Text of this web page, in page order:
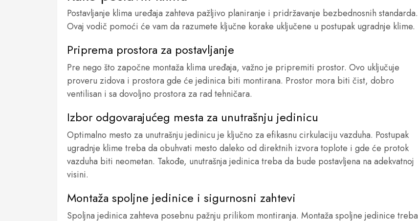
Postavljanje klima uređaja zahteva pažljivo planiranje i pridržavanje bezbednosnih standarda.
Ovaj vodič pomoći će vam da razumete ključne korake uključene u postupak ugradnje klime.
Priprema prostora za postavljanje
Pre nego što započne montaža klima uređaja, važno je pripremiti prostor. Ovo uključuje
proveru zidova i prostora gde će jedinica biti montirana. Prostor mora biti čist, dobro
ventilisan i sa dovoljno prostora za rad tehničara.
Izbor odgovarajućeg mesta za unutrašnju jedinicu
Optimalno mesto za unutrašnju jedinicu je ključno za efikasnu cirkulaciju vazduha. Postupak
ugradnje klime treba da obuhvati mesto daleko od direktnih izvora toplote i gde će protok
vazduha biti neometan. Takođe, unutrašnja jedinica treba da bude postavljena na adekvatnoj
visini.
Montaža spoljne jedinice i sigurnosni zahtevi
Spoljna jedinica zahteva posebnu pažnju prilikom montiranja. Montaža spoljne jedinice treba